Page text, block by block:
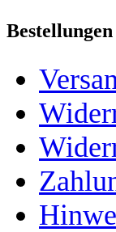
Bestellungen